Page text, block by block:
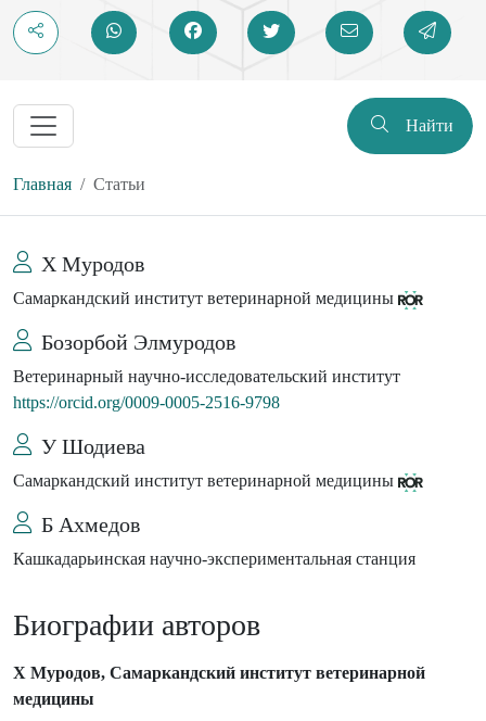
Найти
Главная Статьи
Х Муродов
Самаркандский институт ветеринарной медицины
Бозорбой Элмуродов
Ветеринарный научно-исследовательский институт
https://orcid.org/0009-0005-2516-9798
У Шодиева
Самаркандский институт ветеринарной медицины
Б Ахмедов
Кашкадарьинская научно-экспериментальная станция
Биографии авторов
Х Муродов, Самаркандский институт ветеринарной
медицины